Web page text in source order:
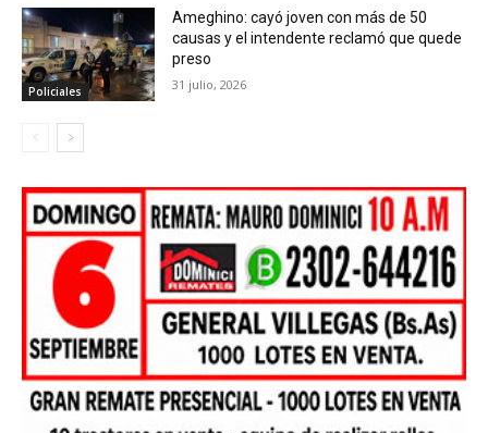
Policiales
Ameghino: cayó joven con más de 50
causas y el intendente reclamó que quede
preso
31 julio, 2026